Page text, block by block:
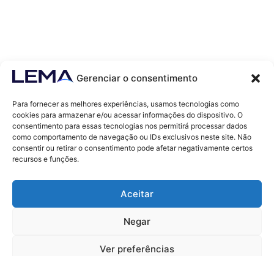
Gerenciar o consentimento
Para fornecer as melhores experiências, usamos tecnologias como
cookies para armazenar e/ou acessar informações do dispositivo. O
consentimento para essas tecnologias nos permitirá processar dados
como comportamento de navegação ou IDs exclusivos neste site. Não
consentir ou retirar o consentimento pode afetar negativamente certos
recursos e funções.
Aceitar
Negar
Ver preferências
Contatos
contato@lemaef.com.br
(85) 99868-3664